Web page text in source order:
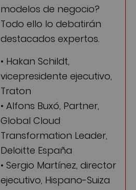
modelos de negocio?
Todo ello lo debatirán
destacados expertos.
• Hakan Schildt,
vicepresidente ejecutivo,
Traton
• Alfons Buxó, Partner,
Global Cloud
Transformation Leader,
Deloitte España
• Sergio Martínez, director
ejecutivo, Hispano-Suiza